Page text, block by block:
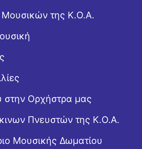
της Κ.Ο.Α.
στην Ορχήστρα μας
Πνευστών της Κ.Ο.Α.
Μουσικής Δωματίου